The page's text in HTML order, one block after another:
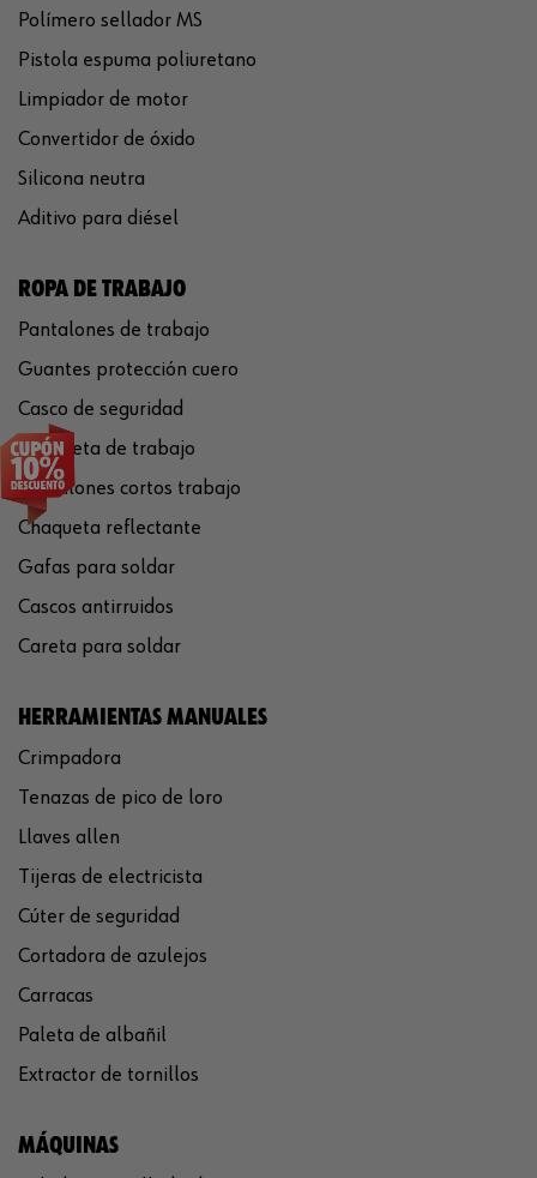
Polímero sellador MS
Pistola espuma poliuretano
Limpiador de motor
Convertidor de óxido
Silicona neutra
Aditivo para diésel
ROPA DE TRABAJO
Pantalones de trabajo
Guantes protección cuero
Casco de seguridad
Chaqueta de trabajo
Pantalones cortos trabajo
Chaqueta reflectante
Gafas para soldar
Cascos antirruidos
Careta para soldar
HERRAMIENTAS MANUALES
Crimpadora
Tenazas de pico de loro
Llaves allen
Tijeras de electricista
Cúter de seguridad
Cortadora de azulejos
Carracas
Paleta de albañil
Extractor de tornillos
MÁQUINAS